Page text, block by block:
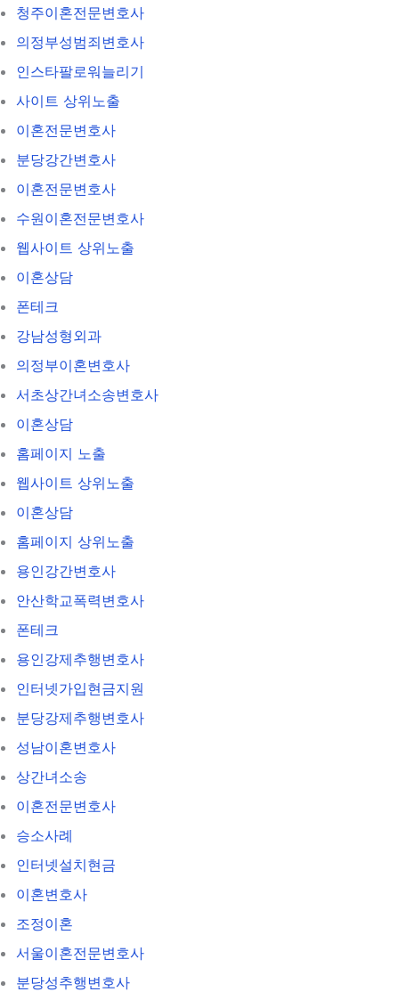
청주이혼전문변호사
의정부성범죄변호사
인스타팔로워늘리기
사이트 상위노출
이혼전문변호사
분당강간변호사
이혼전문변호사
수원이혼전문변호사
웹사이트 상위노출
이혼상담
폰테크
강남성형외과
의정부이혼변호사
서초상간녀소송변호사
이혼상담
홈페이지 노출
웹사이트 상위노출
이혼상담
홈페이지 상위노출
용인강간변호사
안산학교폭력변호사
폰테크
용인강제추행변호사
인터넷가입현금지원
분당강제추행변호사
성남이혼변호사
상간녀소송
이혼전문변호사
승소사례
인터넷설치현금
이혼변호사
조정이혼
서울이혼전문변호사
분당성추행변호사